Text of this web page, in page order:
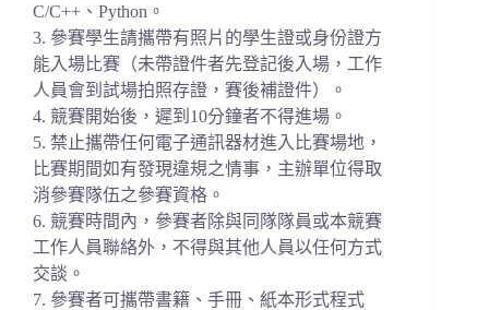
C/C++、Python。
3. 參賽學生請攜帶有照片的學生證或身份證方
能入場比賽（未帶證件者先登記後入場，工作
人員會到試場拍照存證， 賽後補證件）。
4. 競賽開始後，遲到10分鐘者不得進場。
5. 禁止攜帶任何電子通訊器材進入比賽場地，
比賽期間如有發現違規之情事， 主辦單位得取
消參賽隊伍之參賽資格。
6. 競賽時間內，參賽者除與同隊隊員或本競賽
工作人員聯絡外， 不得與其他人員以任何方式
交談。
7. 參賽者可攜帶書籍、手冊、紙本形式程式